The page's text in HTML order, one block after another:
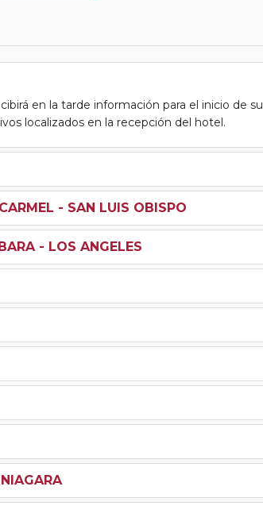
en la tarde información para el inicio de su
localizados en la recepción del hotel.
- SAN LUIS OBISPO
- LOS ANGELES